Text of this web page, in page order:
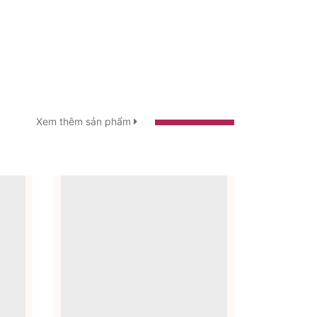
Xem thêm sản phẩm